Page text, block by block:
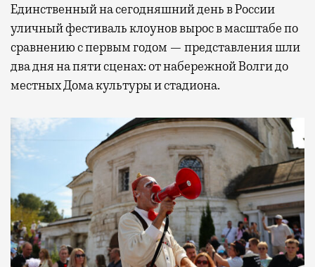
Единственный на сегодняшний день в России
уличный фестиваль клоунов вырос в масштабе по
сравнению с первым годом — представления шли
два дня на пяти сценах: от набережной Волги до
местных Дома культуры и стадиона.